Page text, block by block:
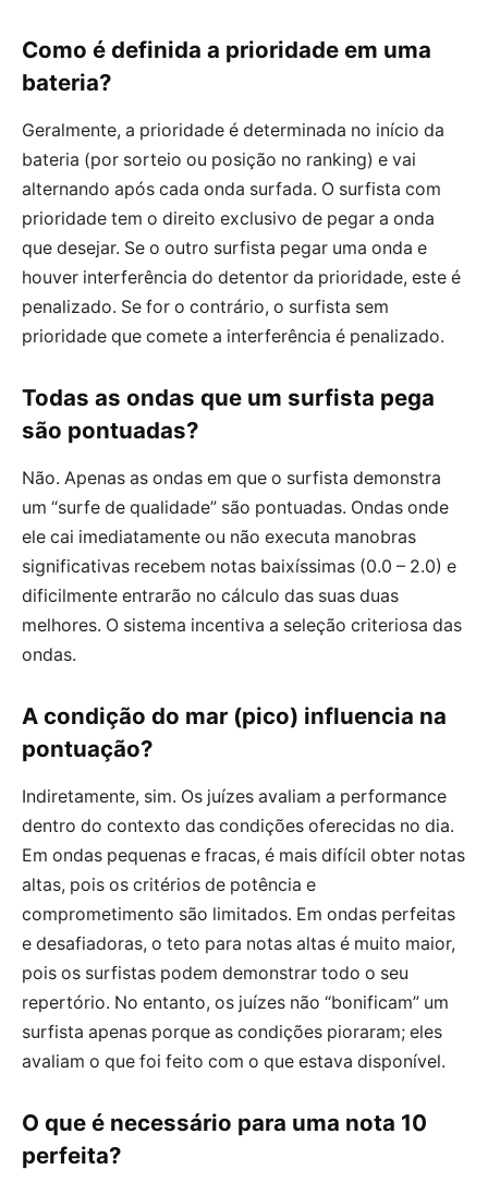
Como é definida a prioridade em uma
bateria?
Geralmente, a prioridade é determinada no início da
bateria (por sorteio ou posição no ranking) e vai
alternando após cada onda surfada. O surfista com
prioridade tem o direito exclusivo de pegar a onda
que desejar. Se o outro surfista pegar uma onda e
houver interferência do detentor da prioridade, este é
penalizado. Se for o contrário, o surfista sem
prioridade que comete a interferência é penalizado.
Todas as ondas que um surfista pega
são pontuadas?
Não. Apenas as ondas em que o surfista demonstra
um “surfe de qualidade” são pontuadas. Ondas onde
ele cai imediatamente ou não executa manobras
significativas recebem notas baixíssimas (0.0 – 2.0) e
dificilmente entrarão no cálculo das suas duas
melhores. O sistema incentiva a seleção criteriosa das
ondas.
A condição do mar (pico) influencia na
pontuação?
Indiretamente, sim. Os juízes avaliam a performance
dentro do contexto das condições oferecidas no dia.
Em ondas pequenas e fracas, é mais difícil obter notas
altas, pois os critérios de potência e
comprometimento são limitados. Em ondas perfeitas
e desafiadoras, o teto para notas altas é muito maior,
pois os surfistas podem demonstrar todo o seu
repertório. No entanto, os juízes não “bonificam” um
surfista apenas porque as condições pioraram; eles
avaliam o que foi feito com o que estava disponível.
O que é necessário para uma nota 10
perfeita?